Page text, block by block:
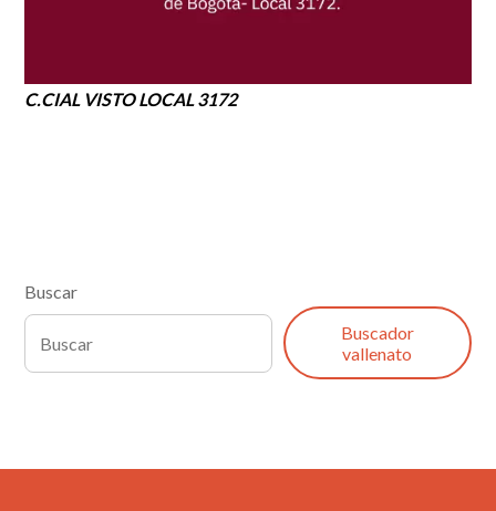
C.CIAL VISTO LOCAL 3172
Buscar
Buscador
vallenato